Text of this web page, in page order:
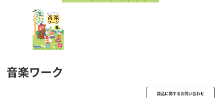
音楽ワーク
商品に関するお問い合わせ